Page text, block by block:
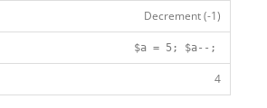
Decrement (-1)
$a = 5; $a--;
4